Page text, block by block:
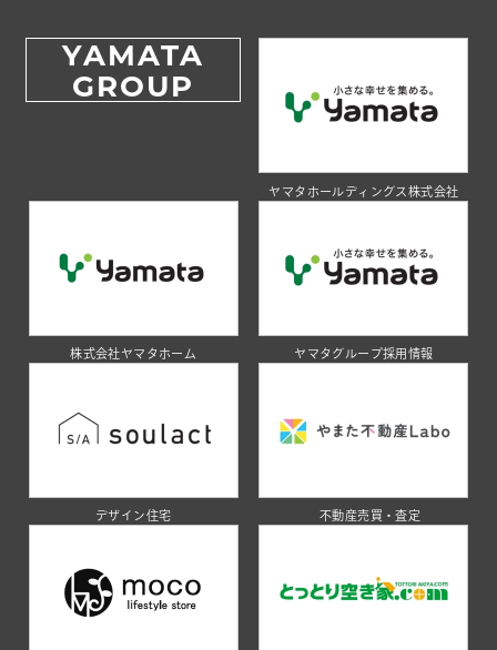
YAMATA
GROUP
ヤマタホールディングス株式会社
株式会社ヤマタホーム ヤマタグループ採用情報
デザイン住宅 不動産売買・査定